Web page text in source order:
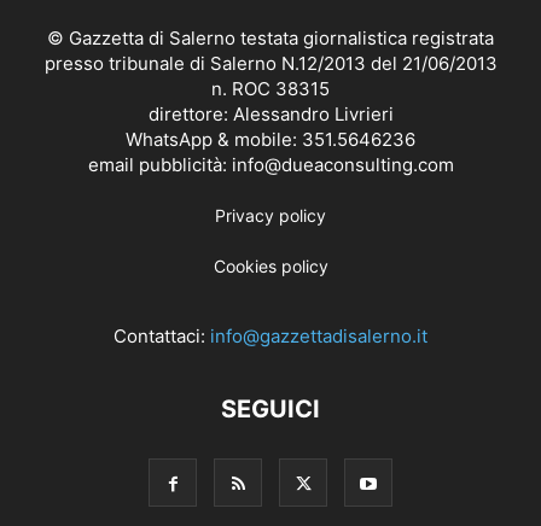
© Gazzetta di Salerno testata giornalistica registrata
presso tribunale di Salerno N.12/2013 del 21/06/2013
n. ROC 38315
direttore: Alessandro Livrieri
WhatsApp & mobile: 351.5646236
email pubblicità: info@dueaconsulting.com
Privacy policy
Cookies policy
Contattaci: info@gazzettadisalerno.it
SEGUICI